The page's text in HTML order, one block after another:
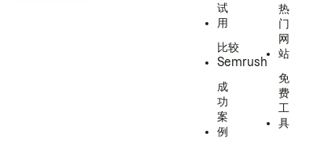
试
用
比较
Semrush
成
功
案
例
热
门
网
站
免
费
工
具